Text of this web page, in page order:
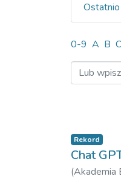
Ostatnio
0-9 A B C
Rekord
Chat
(Akademia